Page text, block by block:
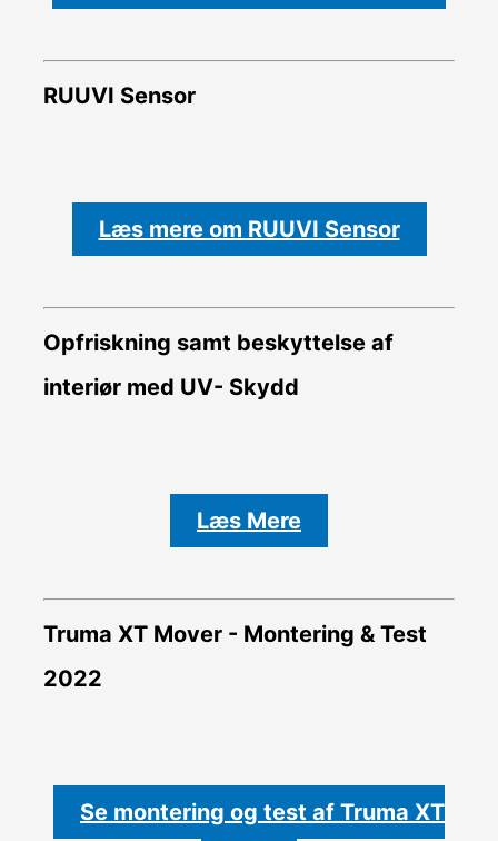
RUUVI Sensor
Læs mere om RUUVI Sensor
Opfriskning samt beskyttelse af
interiør med UV- Skydd
Læs Mere
Truma XT Mover - Montering & Test
2022
Se montering og test af Truma XT